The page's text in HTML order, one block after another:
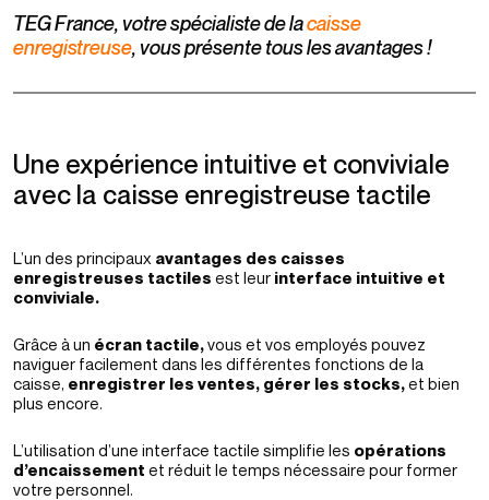
TEG France, votre spécialiste de lacaisse
enregistreuse, vous présente tous les avantages !
Une expérience intuitive et conviviale
avec la caisse enregistreuse tactile
L’un des principaux avantages des caisses
enregistreuses tactiles est leur interface intuitive et
conviviale.
Grâce à un écran tactile,vous et vos employés pouvez
naviguer facilement dans les différentes fonctions de la
caisse, enregistrer les ventes, gérer les stocks,et bien
plus encore.
L’utilisation d’une interface tactile simplifie les opérations
d’encaissement et réduit le temps nécessaire pour former
votre personnel.